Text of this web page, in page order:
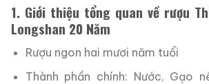
1. Giới thiệu tổng quan về rượu
Longshan 20 Năm
Rượu ngon hai mươi năm tuổi
Thành phần chính: Nước, Gạo